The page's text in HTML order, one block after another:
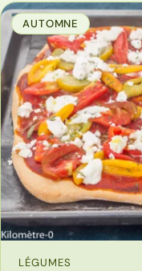
AUTOMNE
LÉGUMES